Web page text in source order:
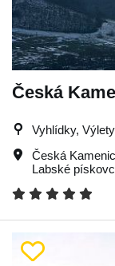
Česká
Vyhlídky,
Česká
Labské